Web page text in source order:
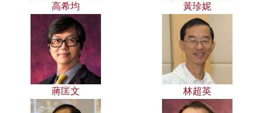
高希均 黃珍妮
蔣匡文 林超英